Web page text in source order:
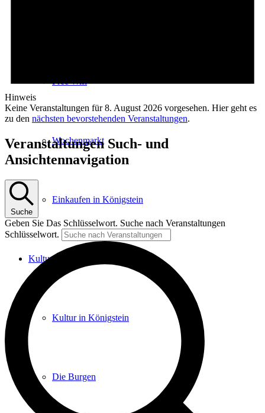
Free Wifi
Wochenmarkt
Einkaufen in Königstein
Kultur
Kultur in Königstein
Die Burgen
Hinweis
Keine Veranstaltungen für 8. August 2026 vorgesehen. Hier geht es
zu den nächsten bevorstehenden Veranstaltungen.
Veranstaltungen Such- und
Ansichtennavigation
Suche
Geben Sie Das Schlüsselwort. Suche nach Veranstaltungen
Schlüsselwort.